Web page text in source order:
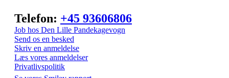
Telefon: +45 93606806
Job hos Den Lille Pandekagevogn
Send os en besked
Skriv en anmeldelse
Læs vores anmeldelser
Privatlivspolitik